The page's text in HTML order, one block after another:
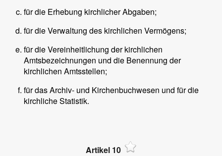
für die Erhebung kirchlicher Abgaben;
für die Verwaltung des kirchlichen Vermögens;
für die Vereinheitlichung der kirchlichen
Amtsbezeichnungen und die Benennung der
kirchlichen Amtsstellen;
für das Archiv- und Kirchenbuchwesen und für die
kirchliche Statistik.
Artikel 10